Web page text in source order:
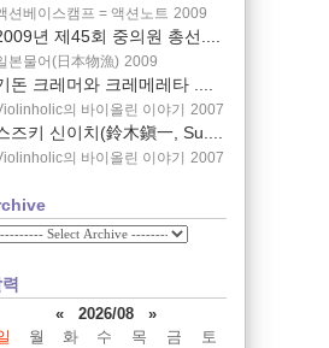
션베이스캠프 = 액션노트 2009
년 제45회 중의원 총선....
본물어(日本物漁) 2009
돈 크레머와 크레메레타 ....
의 바이올린 이야기 2007
즈키 신이치(鈴木鎭一, Su....
의 바이올린 이야기 2007
«
2026/08
»
월 화 수 목 금
토